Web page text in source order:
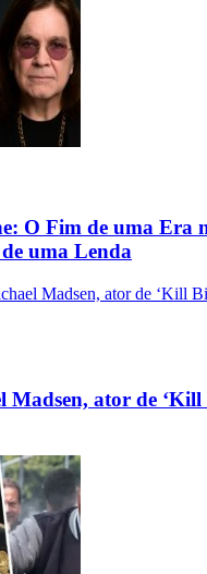
O Fim de uma Era
uma Lenda
ator de ‘Kill